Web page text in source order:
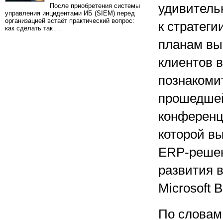
После приобретения системы
управления инцидентами ИБ (SIEM) перед
организацией встаёт практический вопрос:
как сделать так …
к
планам
клиентов
которой
ERP-
развития
Microsoft
По